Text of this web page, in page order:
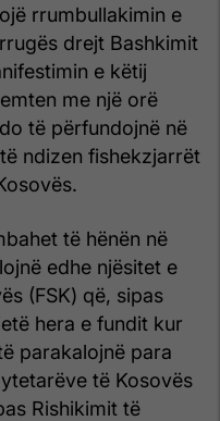
rrumbullakimin e
drejt Bashkimit
e këtij
me një orë
të përfundojnë në
ndizen fishekzjarrët
të hënën në
edhe njësitet e
(FSK) që, sipas
hera e fundit kur
parakalojnë para
të Kosovës
Rishikimit të